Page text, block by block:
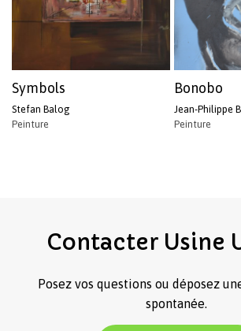
Symbols
Stefan Balog
Peinture
Bonobo
Jean-Philippe
Peinture
Contacter Usine
Posez vos questions ou déposez
spontanée.